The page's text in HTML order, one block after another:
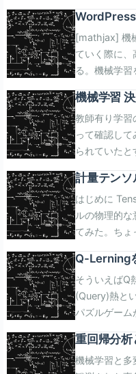
ら以下が言え
て考えなく
データや、
Rightarrow 不正解 $$ モデ
グデータ
タ
ら、全ての
の評価値が
データを無
近いところを
る。 $$
加算する。
|f(x_n,y_n)| \\ &=& -sum_n (w_0
理くりベク
begin{eqnarray} w
\\ w_1 \\ w_2 end{array} right) \\ phi &=& left (
begin{array}{c} 1 \\ x_n \\ y_n
E &=& -
捉えること
「どれ位の
になる。 ITエンジニアのための機械学習理論入門
posted with
論社 売り上
細を見る 正規分布の確率密度とパラメトリック曲線
統計・確率
データxの発
合の確率密
w_0 + w_1x +
ルデータxn
らばることを
{(t-f(x_n))}^2}
タからパラ
(xn,t)ではな
すると、 $$
二乗誤差が大
る。これは過
パラメトリ
慮する内容となる。 ITエンジニ
理論入門
司 技術評論
M=0のとき
いったよう
平均二乗誤差
Mをパラメタ
下の通り。
t_n bigr)^2
次多項式とト
だから、そ
ったものを
sqrt{frac{2E_D}{N}} $$ これ
タを使ってM
デルを確認
を正解として
的な分類に
を含む数式
式であれば
械学習理論
井 悦司 技術
モデルとM次
二乗誤差の最
しやすいから
理解できたし
とはM次多項
ことだよ。
を求めるのは
うけど、ど
だ。 トレーニングデータからパラメトリックモデル
を決めるプロ
を予測/説明
にはパラメタが含
用してモデル
MathJax-
[mathjax] 機
ていく際に
る。機械学
はりHTMLで
MathJax-
昔も
スタイルで
トリの先頭に
のような書式で
bpmsqrt{b^2-
る。 $$x=frac{-bpmsqrt{b^2-4ac}}{2a}$$ うん。
LaTeXのエ
ら、
外はものすご
気にしなくても良いだ
か数式を書い
度！ $$p(x)=frac{1}{sqrt{2pisigma^2}}e^{-frac{1}
{2sigma^2}(x-
機械学習
rpartに通し
教師有り学習
って確認してみた。 データの集合が
られていたと
度影響を与え
明変数yを予
からこのモデ
習」に分類さ
からそのノー
変数xの集合
の枝はその
決定木のノ
中間ノードか
明変数xが唯
ドまで辿ると
計量テン
はじめに
ルの物理的
てみた。ちょ
だ理解でき
り触っている
テンソルが
でOK 変換係
ベクトルと変
(e1,e2,e3)を
Q-Lerning
そういえばQ
(Query)熱と
パズルゲームがあ
単純な探索ア
とか、脳内の
重回帰分
機械学習と多変